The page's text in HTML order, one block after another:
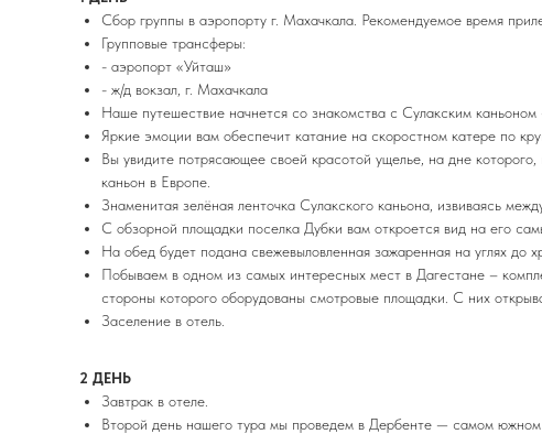
Сбор группы в аэропорту г. Махачкала. Рекомендуемое время
Групповые трансферы:
- аэропорт «Уйташ»
- ж/д вокзал, г. Махачкала
Наше путешествие начнется со знакомства с Сулакским каньоном
Яркие эмоции вам обеспечит катание на скоростном катере по
Вы увидите потрясающее своей красотой ущелье, на дне
каньон в Европе.
Знаменитая зелёная ленточка Сулакского каньона, извиваясь
С обзорной площадки поселка Дубки вам откроется вид на его
На обед будет подана свежевыловленная зажаренная на углях до
Побываем в одном из самых интересных мест в Дагестане –
стороны которого оборудованы смотровые площадки. С них
Заселение в отель.
2 ДЕНЬ
Завтрак в отеле.
Второй день нашего тура мы проведем в Дербенте — самом